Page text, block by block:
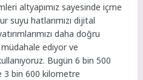
altyapımız sayesinde içme
suyu hatlarımızı dijital
daha doğru
müdahale ediyor ve
Bugün 6 bin 500
3 bin 600 kilometre